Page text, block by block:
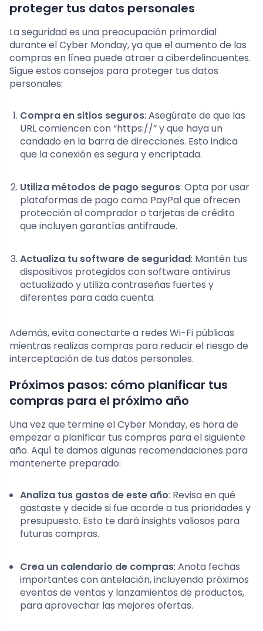
proteger tus datos personales
La seguridad es una preocupación primordial
durante el Cyber Monday, ya que el aumento de las
compras en línea puede atraer a ciberdelincuentes.
Sigue estos consejos para proteger tus datos
personales:
Compra en sitios seguros: Asegúrate de que las
URL comiencen con “https://” y que haya un
candado en la barra de direcciones. Esto indica
que la conexión es segura y encriptada.
Utiliza métodos de pago seguros: Opta por usar
plataformas de pago como PayPal que ofrecen
protección al comprador o tarjetas de crédito
que incluyen garantías antifraude.
Actualiza tu software de seguridad: Mantén tus
dispositivos protegidos con software antivirus
actualizado y utiliza contraseñas fuertes y
diferentes para cada cuenta.
Además, evita conectarte a redes Wi-Fi públicas
mientras realizas compras para reducir el riesgo de
interceptación de tus datos personales.
Próximos pasos: cómo planificar tus
compras para el próximo año
Una vez que termine el Cyber Monday, es hora de
empezar a planificar tus compras para el siguiente
año. Aquí te damos algunas recomendaciones para
mantenerte preparado:
Analiza tus gastos de este año: Revisa en qué
gastaste y decide si fue acorde a tus prioridades y
presupuesto. Esto te dará insights valiosos para
futuras compras.
Crea un calendario de compras: Anota fechas
importantes con antelación, incluyendo próximos
eventos de ventas y lanzamientos de productos,
para aprovechar las mejores ofertas.